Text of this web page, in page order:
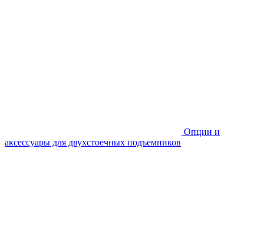
Опции и
аксессуары для двухстоечных подъемников